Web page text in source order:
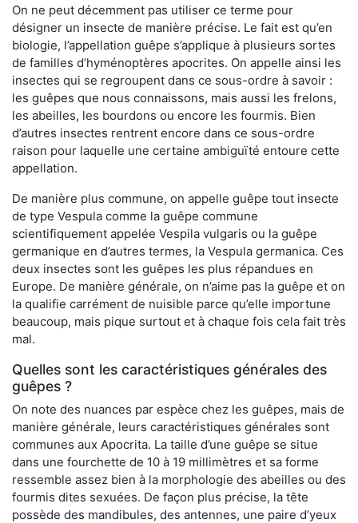
On ne peut décemment pas utiliser ce terme pour
désigner un insecte de manière précise. Le fait est qu’en
biologie, l’appellation guêpe s’applique à plusieurs sortes
de familles d’hyménoptères apocrites. On appelle ainsi les
insectes qui se regroupent dans ce sous-ordre à savoir :
les guêpes que nous connaissons, mais aussi les frelons,
les abeilles, les bourdons ou encore les fourmis. Bien
d’autres insectes rentrent encore dans ce sous-ordre
raison pour laquelle une certaine ambiguïté entoure cette
appellation.
De manière plus commune, on appelle guêpe tout insecte
de type Vespula comme la guêpe commune
scientifiquement appelée Vespila vulgaris ou la guêpe
germanique en d’autres termes, la Vespula germanica. Ces
deux insectes sont les guêpes les plus répandues en
Europe. De manière générale, on n’aime pas la guêpe et on
la qualifie carrément de nuisible parce qu’elle importune
beaucoup, mais pique surtout et à chaque fois cela fait très
mal.
Quelles sont les caractéristiques générales des
guêpes ?
On note des nuances par espèce chez les guêpes, mais de
manière générale, leurs caractéristiques générales sont
communes aux Apocrita. La taille d’une guêpe se situe
dans une fourchette de 10 à 19 millimètres et sa forme
ressemble assez bien à la morphologie des abeilles ou des
fourmis dites sexuées. De façon plus précise, la tête
possède des mandibules, des antennes, une paire d’yeux